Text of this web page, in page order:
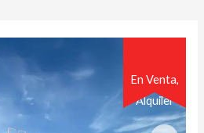
En Venta,
Alquiler